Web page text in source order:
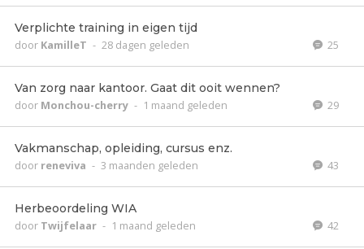
Verplichte training in eigen tijd
door KamilleT - 28 dagen geleden 25
Van zorg naar kantoor. Gaat dit ooit wennen?
door Monchou-cherry - 1 maand geleden 29
Vakmanschap, opleiding, cursus enz.
door reneviva - 3 maanden geleden 43
Herbeoordeling WIA
door Twijfelaar - 1 maand geleden 42